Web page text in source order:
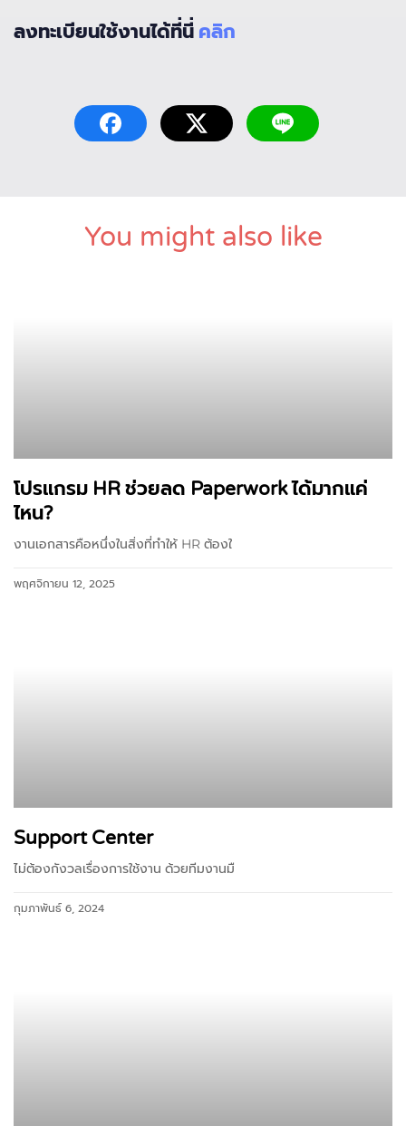
ลงทะเบียนใช้งานได้ที่นี่ คลิก
You might also like
โปรแกรม HR ช่วยลด Paperwork ได้มากแค่
ไหน?
งานเอกสารคือหนึ่งในสิ่งที่ทำให้ HR ต้องใ
พฤศจิกายน 12, 2025
Support Center
ไม่ต้องกังวลเรื่องการใช้งาน ด้วยทีมงานมื
กุมภาพันธ์ 6, 2024